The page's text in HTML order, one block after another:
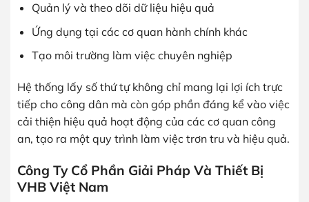
Quản lý và theo dõi dữ liệu hiệu quả
Ứng dụng tại các cơ quan hành chính khác
Tạo môi trường làm việc chuyên nghiệp
Hệ thống lấy số thứ tự không chỉ mang lại lợi ích trực
tiếp cho công dân mà còn góp phần đáng kể vào việc
cải thiện hiệu quả hoạt động của các cơ quan công
an, tạo ra một quy trình làm việc trơn tru và hiệu quả.
Công Ty Cổ Phần Giải Pháp Và Thiết Bị
VHB Việt Nam